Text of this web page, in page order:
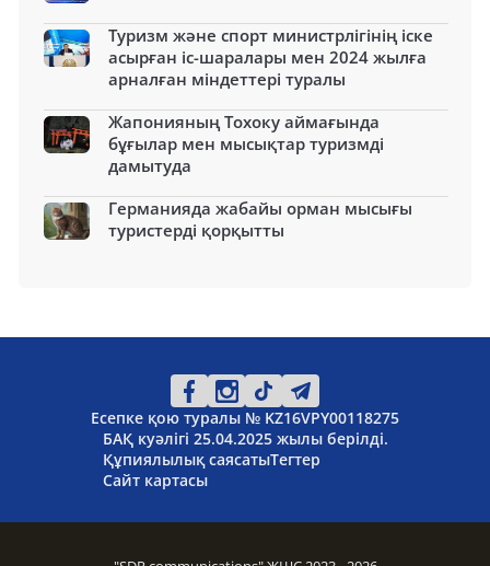
Туризм және спорт министрлігінің іске
асырған іс-шаралары мен 2024 жылға
арналған міндеттері туралы
Жапонияның Тохоку аймағында
бұғылар мен мысықтар туризмді
дамытуда
Германияда жабайы орман мысығы
туристерді қорқытты
Есепке қою туралы № KZ16VPY00118275
БАҚ куәлігі 25.04.2025 жылы берілді.
Құпиялылық саясатыТегтер
Сайт картасы